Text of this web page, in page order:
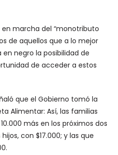
marcha del “monotributo
de aquellos que a lo mejor
negro la posibilidad de
de acceder a estos
que el Gobierno tomó la
Alimentar: Así, las familias
más en los próximos dos
con $17.000; y las que